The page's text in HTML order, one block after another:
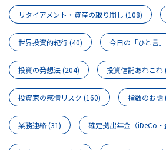
リタイアメント・資産の取り崩し (108)
世界投資的紀行(40) 今日の「ひと言」
投資の発想法(204) 投資信託あれこれ
投資家の感情リスク (160) 指数のお話
業務連絡(31) 確定拠出年金（iDeCo・